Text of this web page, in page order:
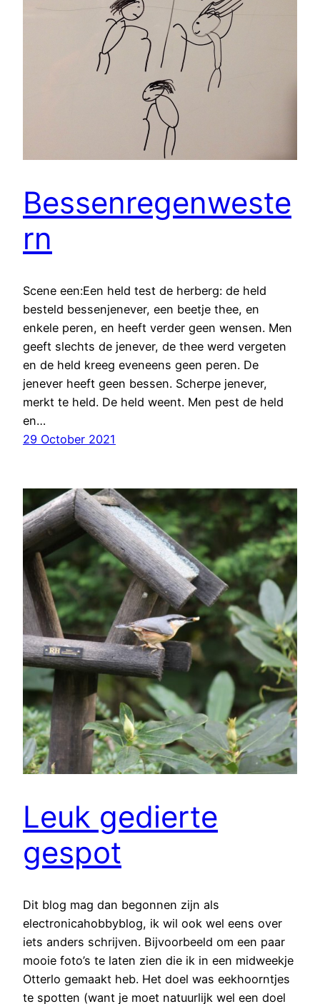
Bessenregenweste
rn
Scene een:Een held test de herberg: de held
besteld bessenjenever, een beetje thee, en
enkele peren, en heeft verder geen wensen. Men
geeft slechts de jenever, de thee werd vergeten
en de held kreeg eveneens geen peren. De
jenever heeft geen bessen. Scherpe jenever,
merkt te held. De held weent. Men pest de held
en…
29 October 2021
Leuk gedierte
gespot
Dit blog mag dan begonnen zijn als
electronicahobbyblog, ik wil ook wel eens over
iets anders schrijven. Bijvoorbeeld om een paar
mooie foto’s te laten zien die ik in een midweekje
Otterlo gemaakt heb. Het doel was eekhoorntjes
te spotten (want je moet natuurlijk wel een doel